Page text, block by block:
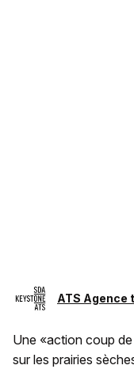
ATS Agence
Une «action coup
sur les prairies